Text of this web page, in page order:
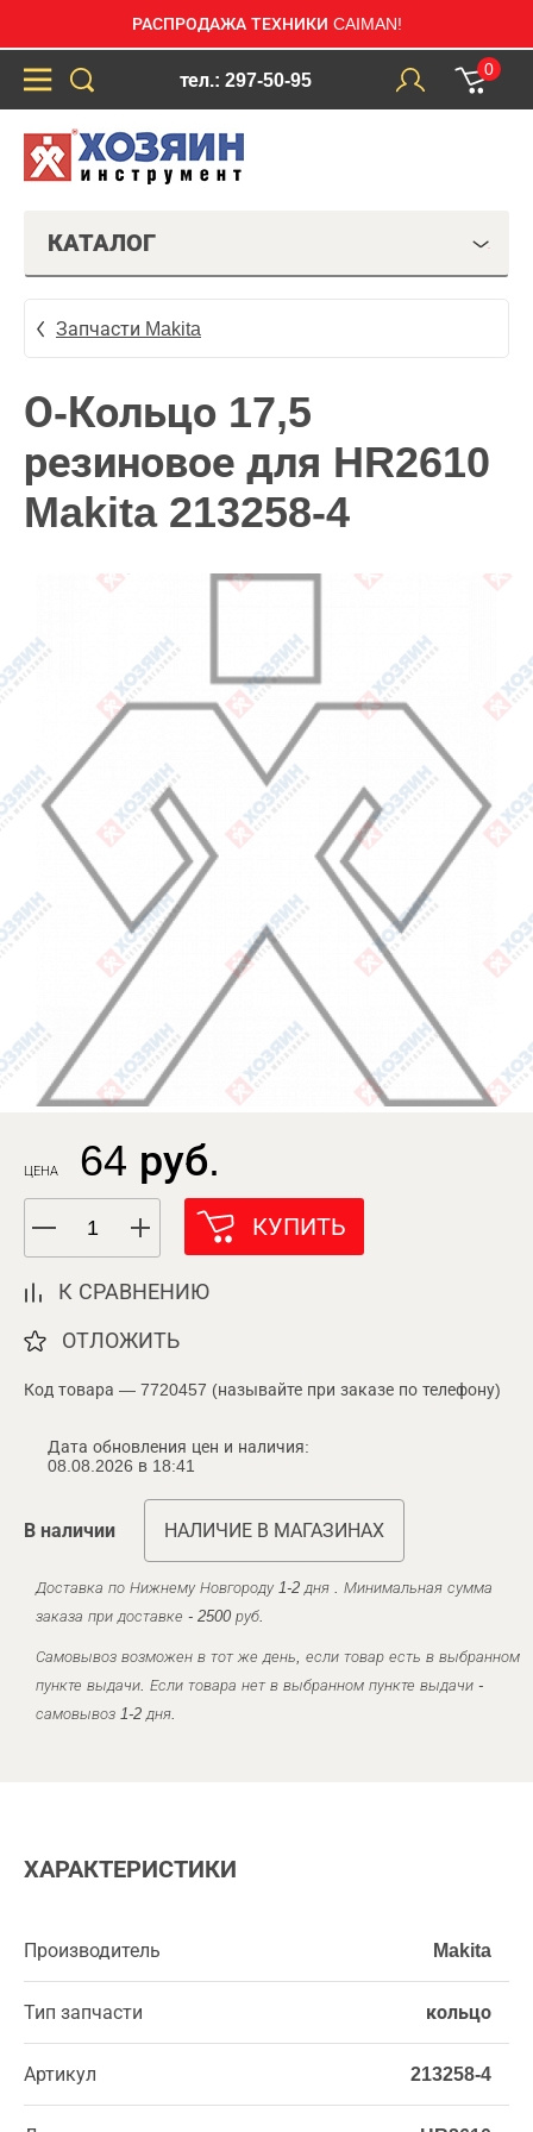
РАСПРОДАЖА ТЕХНИКИ CAIMAN!
тел.: 297-50-95
0
КАТАЛОГ
Запчасти Makita
О-Кольцо 17,5
резиновое для HR2610
Makita 213258-4
ЦЕНА 64 руб.
КУПИТЬ
К СРАВНЕНИЮ
ОТЛОЖИТЬ
Код товара — 7720457 (называйте при заказе по телефону)
Дата обновления цен и наличия:
08.08.2026 в 18:41
В наличии НАЛИЧИЕ В МАГАЗИНАХ
Доставка по Нижнему Новгороду 1-2 дня . Минимальная сумма
заказа при доставке - 2500 руб.
Самовывоз возможен в тот же день, если товар есть в выбранном
пункте выдачи. Если товара нет в выбранном пункте выдачи -
самовывоз 1-2 дня.
ХАРАКТЕРИСТИКИ
Производитель Makita
Тип запчасти кольцо
Артикул 213258-4